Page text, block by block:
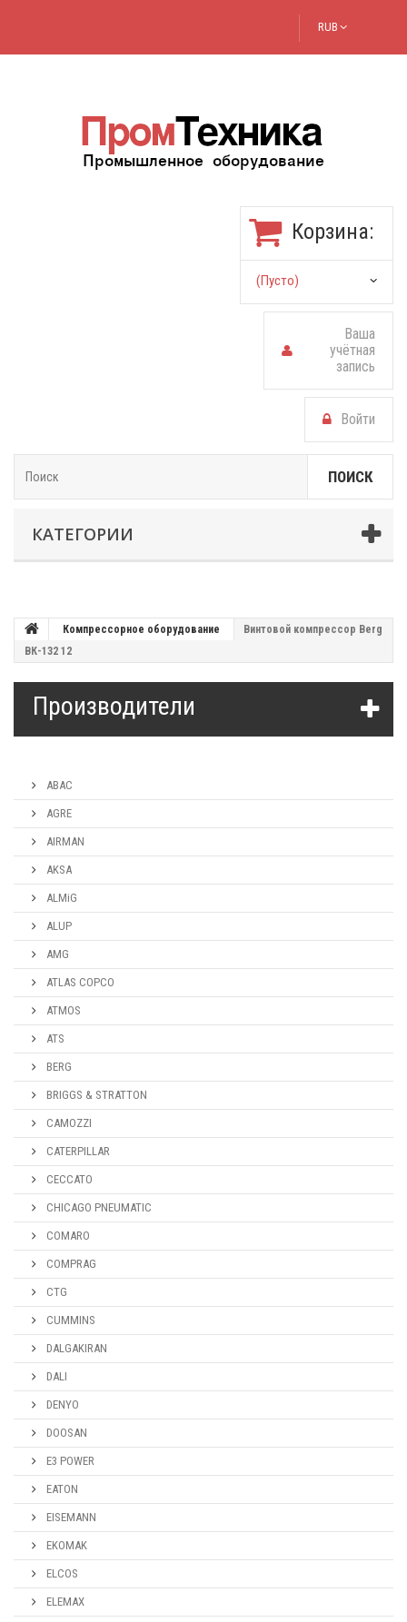
RUB
Корзина:
(пусто)
Ваша
учётная
запись
Войти
ПОИСК
КАТЕГОРИИ
Компрессорное оборудование
Винтовой компрессор Berg
ВК-132 12
Производители
ABAC
AGRE
AIRMAN
AKSA
ALMiG
ALUP
AMG
ATLAS COPCO
ATMOS
ATS
BERG
BRIGGS & STRATTON
CAMOZZI
CATERPILLAR
CECCATO
CHICAGO PNEUMATIC
COMARO
COMPRAG
CTG
CUMMINS
DALGAKIRAN
DALI
DENYO
DOOSAN
E3 POWER
EATON
EISEMANN
EKOMAK
ELCOS
ELEMAX